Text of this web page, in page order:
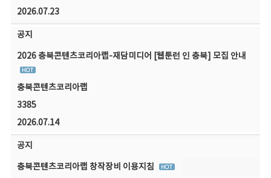
2026.07.23
공지
2026 충북콘텐츠코리아랩-재담미디어 [웹툰런 인 충북] 모집 안내
충북콘텐츠코리아랩
3385
2026.07.14
공지
충북콘텐츠코리아랩 창작장비 이용지침